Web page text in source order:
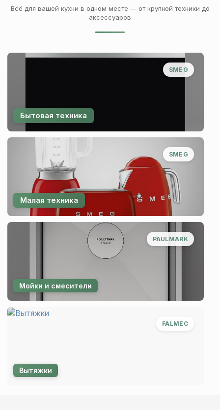
Всё для вашей кухни в одном месте — от крупной техники до
аксессуаров
SMEG
Бытовая техника
SMEG
Малая техника
PAULMARK
Мойки и смесители
FALMEC
Вытяжки